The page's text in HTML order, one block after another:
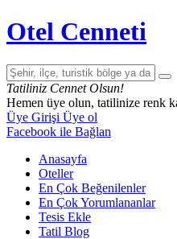
Otel Cenneti
Tatiliniz Cennet Olsun!
Hemen üye olun, tatilinize renk
Üye Girişi Üye ol
Facebook ile Bağlan
Anasayfa
Oteller
En Çok Beğenilenler
En Çok Yorumlananlar
Tesis Ekle
Tatil Blog